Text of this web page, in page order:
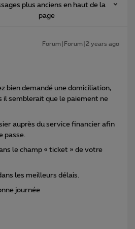
plus anciens en haut de la
page
Forum|Forum|2 years ago
bien demandé une domiciliation,
il semblerait que le paiement ne
auprès du service financier afin
passe.
le champ « ticket » de votre
les meilleurs délais.
journée